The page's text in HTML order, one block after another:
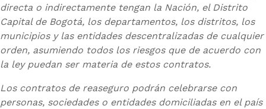
directa o indirectamente tengan la Nación, el Distrito
Capital de Bogotá, los departamentos, los distritos, los
municipios y las entidades descentralizadas de cualquier
orden, asumiendo todos los riesgos que de acuerdo con
la ley puedan ser materia de estos contratos.
Los contratos de reaseguro podrán celebrarse con
personas, sociedades o entidades domiciliadas en el país